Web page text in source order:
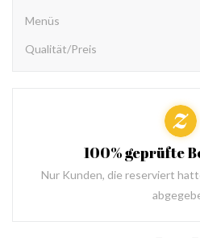
Menüs
Qualität/Preis
100% geprüfte
Nur Kunden, die reserviert